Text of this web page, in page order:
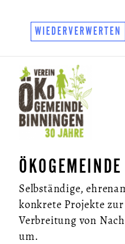
WIEDERVERWERTEN
Selbständige,
konkrete Projekte
Verbreitung von
um.